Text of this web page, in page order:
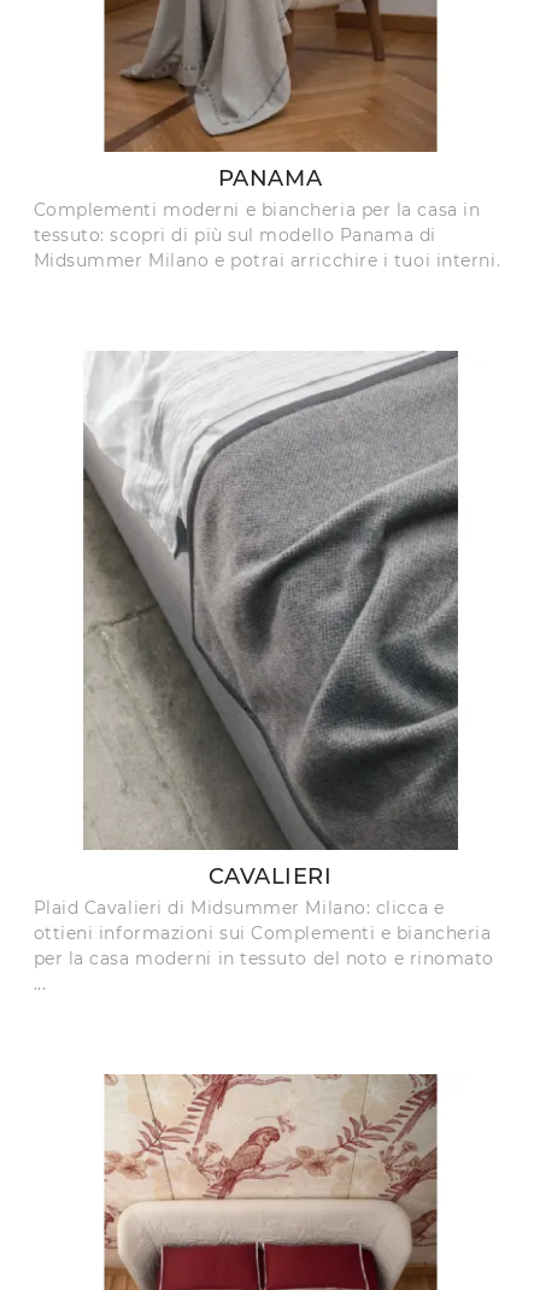
PANAMA
Complementi moderni e biancheria per la casa in
tessuto: scopri di più sul modello Panama di
Midsummer Milano e potrai arricchire i tuoi interni.
CAVALIERI
Plaid Cavalieri di Midsummer Milano: clicca e
ottieni informazioni sui Complementi e biancheria
per la casa moderni in tessuto del noto e rinomato
...